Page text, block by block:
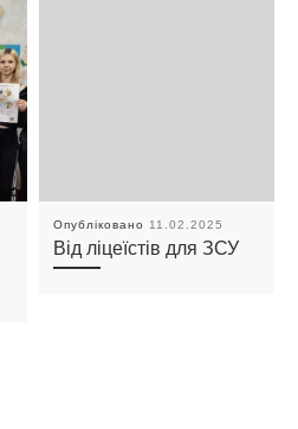
Опубліковано 11.02.2025
Від ліцеїстів для ЗСУ